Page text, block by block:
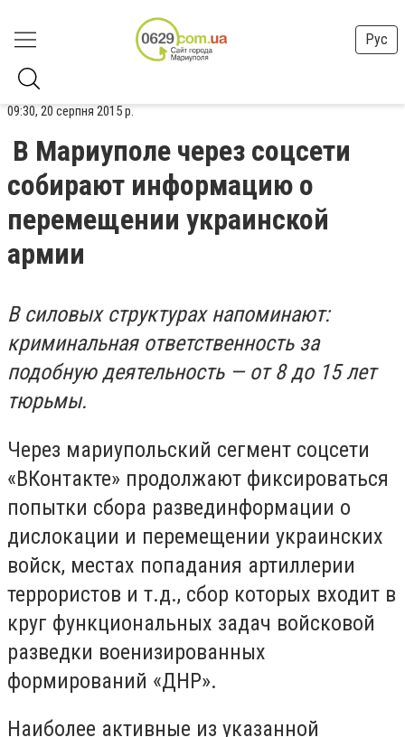
Рус
09:30, 20 серпня 2015 р.
В Мариуполе через соцсети
собирают информацию о
перемещении украинской
армии
В силовых структурах напоминают:
криминальная ответственность за
подобную деятельность — от 8 до 15 лет
тюрьмы.
Через мариупольский сегмент соцсети
«ВКонтакте» продолжают фиксироваться
попытки сбора развединформации о
дислокации и перемещении украинских
войск, местах попадания артиллерии
террористов и т.д., сбор которых входит в
круг функциональных задач войсковой
разведки военизированных
формирований «ДНР».
Наиболее активные из указанной